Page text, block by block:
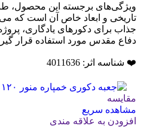
ویژگی‌های برجسته این محصول،
تاریخی و ابعاد خاص آن است که
جذاب برای دکورهای یادگاری،
دفاع مقدس مورد استفاده قرار
❤️ شناسه اثر: 4011636
مقایسه
مشاهده سریع
افزودن به علاقه مندی